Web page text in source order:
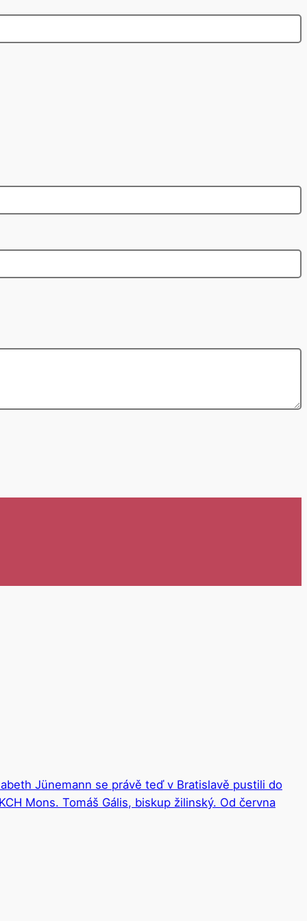
Jünemann se právě teď v Bratislavě pustili do
Mons. Tomáš Gális, biskup žilinský. Od června